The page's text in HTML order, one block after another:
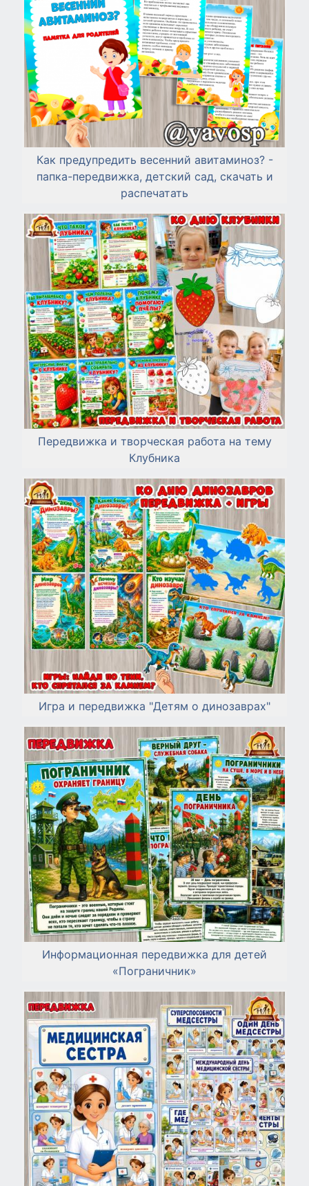
Как предупредить весенний авитаминоз? -
папка-передвижка, детский сад, скачать и
распечатать
Передвижка и творческая работа на тему
Клубника
Игра и передвижка "Детям о динозаврах"
Информационная передвижка для детей
«Пограничник»